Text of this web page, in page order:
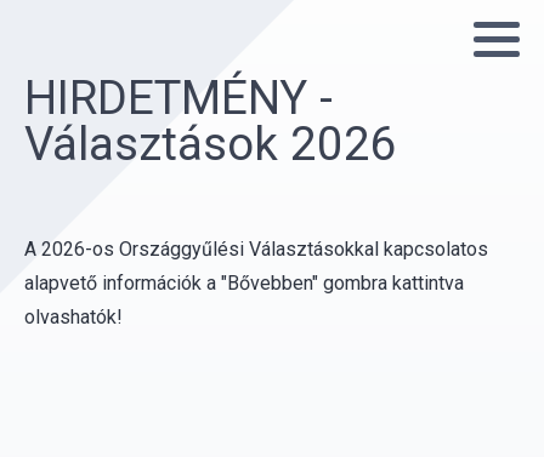
HIRDETMÉNY -
Választások 2026
A 2026-os Országgyűlési Választásokkal kapcsolatos
alapvető információk a "Bővebben" gombra kattintva
olvashatók!